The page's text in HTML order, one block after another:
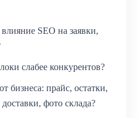
SEO на заявки,
слабее конкурентов?
бизнеса: прайс, остатки,
фото склада?